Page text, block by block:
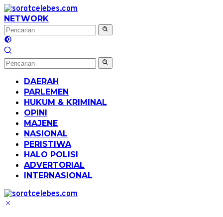
Langsung
ke
konten
NETWORK
DAERAH
PARLEMEN
HUKUM & KRIMINAL
OPINI
MAJENE
NASIONAL
PERISTIWA
HALO POLISI
ADVERTORIAL
INTERNASIONAL